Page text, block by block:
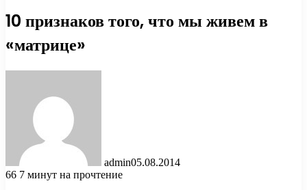
10 признаков того, что мы живем в
«матрице»
admin05.08.2014
66 7 минут на прочтение